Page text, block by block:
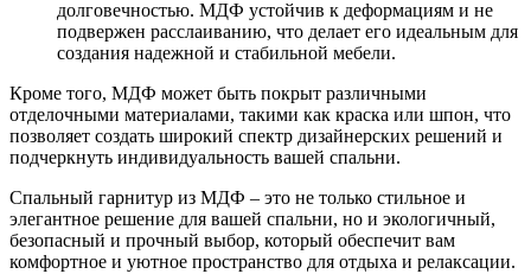
долговечностью. МДФ устойчив к деформациям и не
подвержен расслаиванию, что делает его идеальным для
создания надежной и стабильной мебели.
Кроме того, МДФ может быть покрыт различными
отделочными материалами, такими как краска или шпон, что
позволяет создать широкий спектр дизайнерских решений и
подчеркнуть индивидуальность вашей спальни.
Спальный гарнитур из МДФ – это не только стильное и
элегантное решение для вашей спальни, но и экологичный,
безопасный и прочный выбор, который обеспечит вам
комфортное и уютное пространство для отдыха и релаксации.